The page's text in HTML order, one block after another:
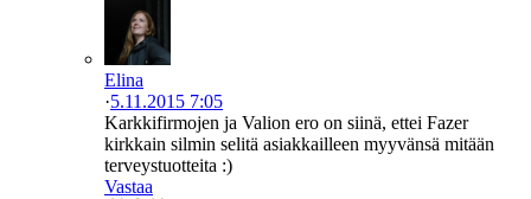
Elina
·5.11.2015 7:05
Karkkifirmojen ja Valion ero on siinä, ettei Fazer
kirkkain silmin selitä asiakkailleen myyvänsä mitään
terveystuotteita :)
Vastaa